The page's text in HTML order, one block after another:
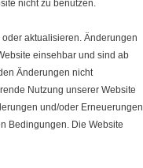
nicht zu benutzen.
aktualisieren. Änderungen
einsehbar und sind ab
Änderungen nicht
Nutzung unserer Website
und/oder Erneuerungen
Bedingungen. Die Website